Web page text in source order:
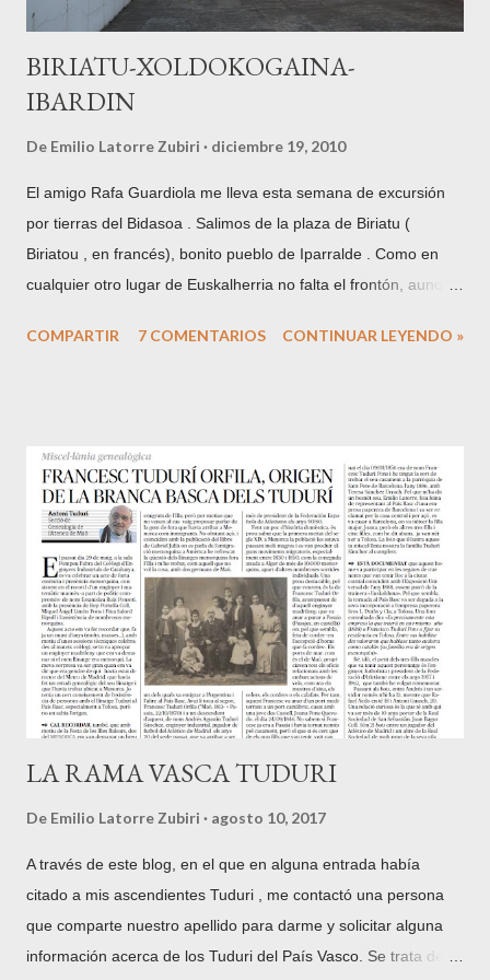
BIRIATU-XOLDOKOGAINA-
IBARDIN
De Emilio Latorre Zubiri diciembre 19, 2010
El amigo Rafa Guardiola me lleva esta semana de excursión
por tierras del Bidasoa . Salimos de la plaza de Biriatu (
Biriatou , en francés), bonito pueblo de Iparralde . Como en
cualquier otro lugar de Euskalherria no falta el frontón, aunque
localidad se encuentra situada en las faldas del monte
cara Sur y que recorre los Pirineos de mar a mar por su cara
Norte. Una vez acabada la pista hay un nuevo pequeño
parking donde se puede dejar el coche y empezar la ruta por
el camino que sale antes de éste a la derecha. Las faldas del
Xoldokogaina, en su mayor parte yermas, sin árboles, lo que
por otra parte es una ventaja a la hora de admirar sus
inabarcables vistas, están surcadas por numerosos caminos
que confluyen posteriormente. Al Norte, ...
COMPARTIR 7 COMENTARIOS CONTINUAR LEYENDO »
LA RAMA VASCA TUDURI
De Emilio Latorre Zubiri agosto 10, 2017
A través de este blog, en el que en alguna entrada había
citado a mis ascendientes Tuduri , me contactó una persona
que comparte nuestro apellido para darme y solicitar alguna
información acerca de los Tuduri del País Vasco. Se trata de